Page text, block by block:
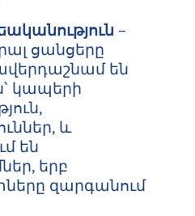
–
ցանցերը
են
կապերի
և
են
երբ
զարգանում